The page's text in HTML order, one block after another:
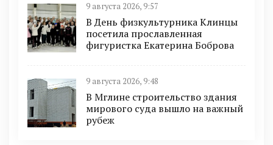
9 августа 2026, 9:57
В День физкультурника Клинцы
посетила прославленная
фигуристка Екатерина Боброва
9 августа 2026, 9:48
В Мглине строительство здания
мирового суда вышло на важный
рубеж